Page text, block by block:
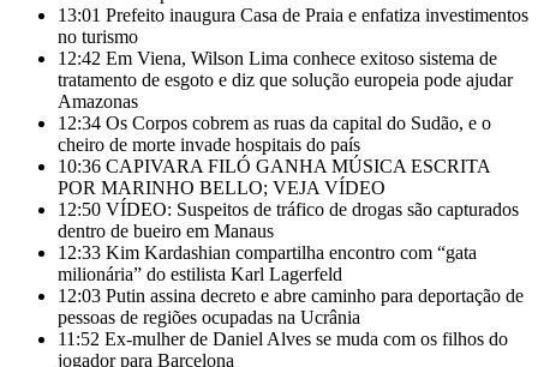
13:01 Prefeito inaugura Casa de Praia e enfatiza investimentos
no turismo
12:42 Em Viena, Wilson Lima conhece exitoso sistema de
tratamento de esgoto e diz que solução europeia pode ajudar
Amazonas
12:34 Os Corpos cobrem as ruas da capital do Sudão, e o
cheiro de morte invade hospitais do país
10:36 CAPIVARA FILÓ GANHA MÚSICA ESCRITA
POR MARINHO BELLO; VEJA VÍDEO
12:50 VÍDEO: Suspeitos de tráfico de drogas são capturados
dentro de bueiro em Manaus
12:33 Kim Kardashian compartilha encontro com “gata
milionária” do estilista Karl Lagerfeld
12:03 Putin assina decreto e abre caminho para deportação de
pessoas de regiões ocupadas na Ucrânia
11:52 Ex-mulher de Daniel Alves se muda com os filhos do
jogador para Barcelona